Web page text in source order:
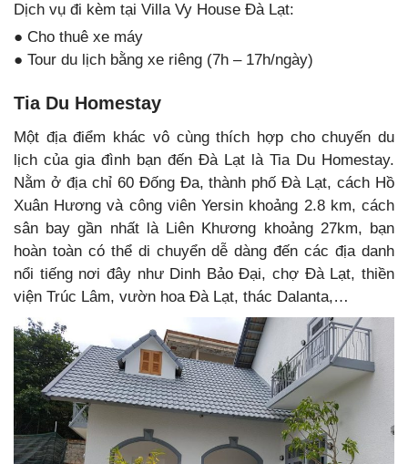
Dịch vụ đi kèm tại Villa Vy House Đà Lạt:
● Cho thuê xe máy
● Tour du lịch bằng xe riêng (7h – 17h/ngày)
Tia Du Homestay
Một địa điểm khác vô cùng thích hợp cho chuyến du
lịch của gia đình bạn đến Đà Lạt là Tia Du Homestay.
Nằm ở địa chỉ 60 Đống Đa, thành phố Đà Lạt, cách Hồ
Xuân Hương và công viên Yersin khoảng 2.8 km, cách
sân bay gần nhất là Liên Khương khoảng 27km, bạn
hoàn toàn có thể di chuyển dễ dàng đến các địa danh
nổi tiếng nơi đây như Dinh Bảo Đại, chợ Đà Lạt, thiền
viện Trúc Lâm, vườn hoa Đà Lạt, thác Dalanta,…